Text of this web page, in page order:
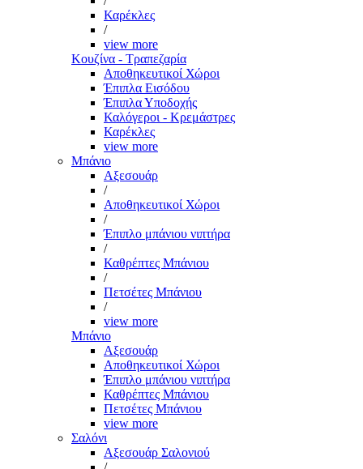
Καρέκλες
/
view more
Κουζίνα - Τραπεζαρία
Αποθηκευτικοί Χώροι
Έπιπλα Εισόδου
Έπιπλα Υποδοχής
Καλόγεροι - Κρεμάστρες
Καρέκλες
view more
Μπάνιο
Αξεσουάρ
/
Αποθηκευτικοί Χώροι
/
Έπιπλο μπάνιου νιπτήρα
/
Καθρέπτες Μπάνιου
/
Πετσέτες Μπάνιου
/
view more
Μπάνιο
Αξεσουάρ
Αποθηκευτικοί Χώροι
Έπιπλο μπάνιου νιπτήρα
Καθρέπτες Μπάνιου
Πετσέτες Μπάνιου
view more
Σαλόνι
Αξεσουάρ Σαλονιού